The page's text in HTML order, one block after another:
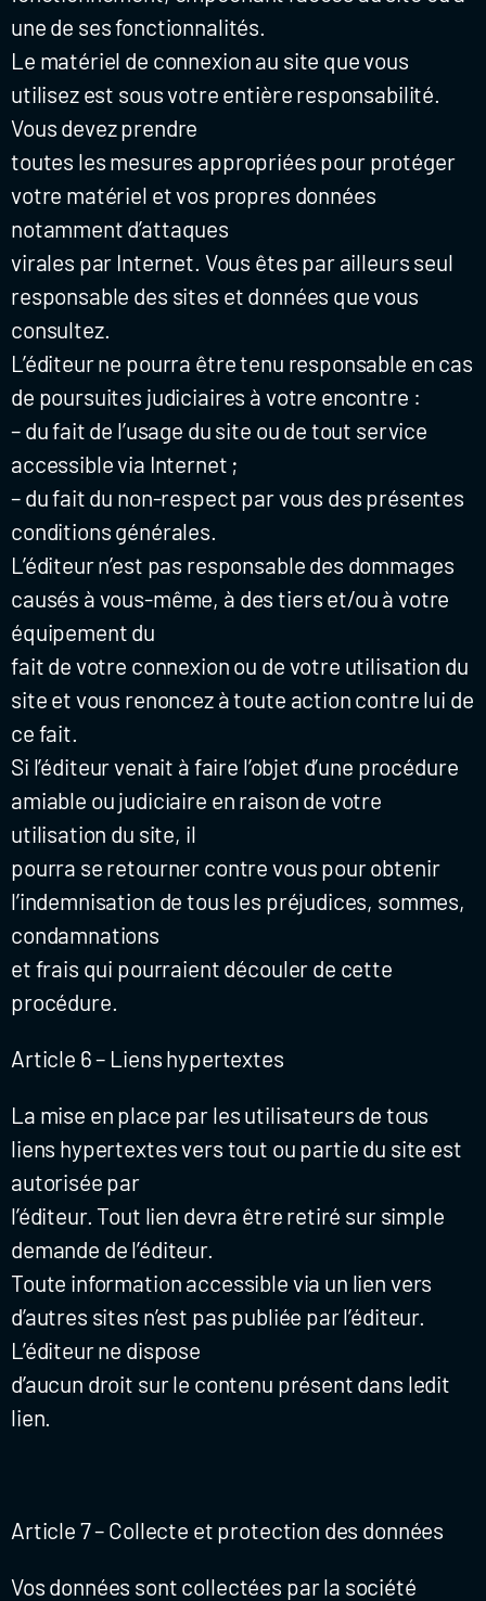
une de ses fonctionnalités.
Le matériel de connexion au site que vous
utilisez est sous votre entière responsabilité.
Vous devez prendre
toutes les mesures appropriées pour protéger
votre matériel et vos propres données
notamment d’attaques
virales par Internet. Vous êtes par ailleurs seul
responsable des sites et données que vous
consultez.
L’éditeur ne pourra être tenu responsable en cas
de poursuites judiciaires à votre encontre :
– du fait de l’usage du site ou de tout service
accessible via Internet ;
– du fait du non-respect par vous des présentes
conditions générales.
L’éditeur n’est pas responsable des dommages
causés à vous-même, à des tiers et/ou à votre
équipement du
fait de votre connexion ou de votre utilisation du
site et vous renoncez à toute action contre lui de
ce fait.
Si l’éditeur venait à faire l’objet d’une procédure
amiable ou judiciaire en raison de votre
utilisation du site, il
pourra se retourner contre vous pour obtenir
l’indemnisation de tous les préjudices, sommes,
condamnations
et frais qui pourraient découler de cette
procédure.
Article 6 – Liens hypertextes
La mise en place par les utilisateurs de tous
liens hypertextes vers tout ou partie du site est
autorisée par
l’éditeur. Tout lien devra être retiré sur simple
demande de l’éditeur.
Toute information accessible via un lien vers
d’autres sites n’est pas publiée par l’éditeur.
L’éditeur ne dispose
d’aucun droit sur le contenu présent dans ledit
lien.
Article 7 – Collecte et protection des données
Vos données sont collectées par la société